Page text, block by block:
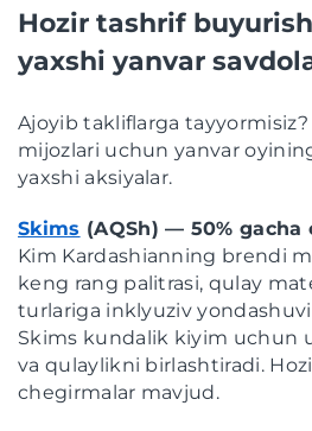
Hozir tashrif
yaxshi yanvar
Ajoyib takliflarga
mijozlari uchun yanvar
yaxshi aksiyalar.
Skims (AQSh) — 50%
Kim Kardashianning brendi
keng rang palitrasi, qulay
turlariga inklyuziv
Skims kundalik kiyim uchun
va qulaylikni birlashtiradi.
chegirmalar mavjud.